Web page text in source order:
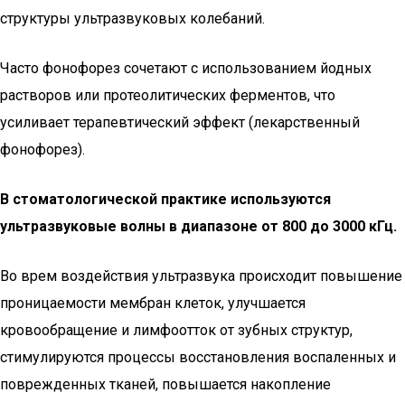
структуры ультразвуковых колебаний.
Часто фонофорез сочетают с использованием йодных
растворов или протеолитических ферментов, что
усиливает терапевтический эффект (лекарственный
фонофорез).
В стоматологической практике используются
ультразвуковые волны в диапазоне от 800 до 3000 кГц.
Во врем воздействия ультразвука происходит повышение
проницаемости мембран клеток, улучшается
кровообращение и лимфоотток от зубных структур,
стимулируются процессы восстановления воспаленных и
поврежденных тканей, повышается накопление